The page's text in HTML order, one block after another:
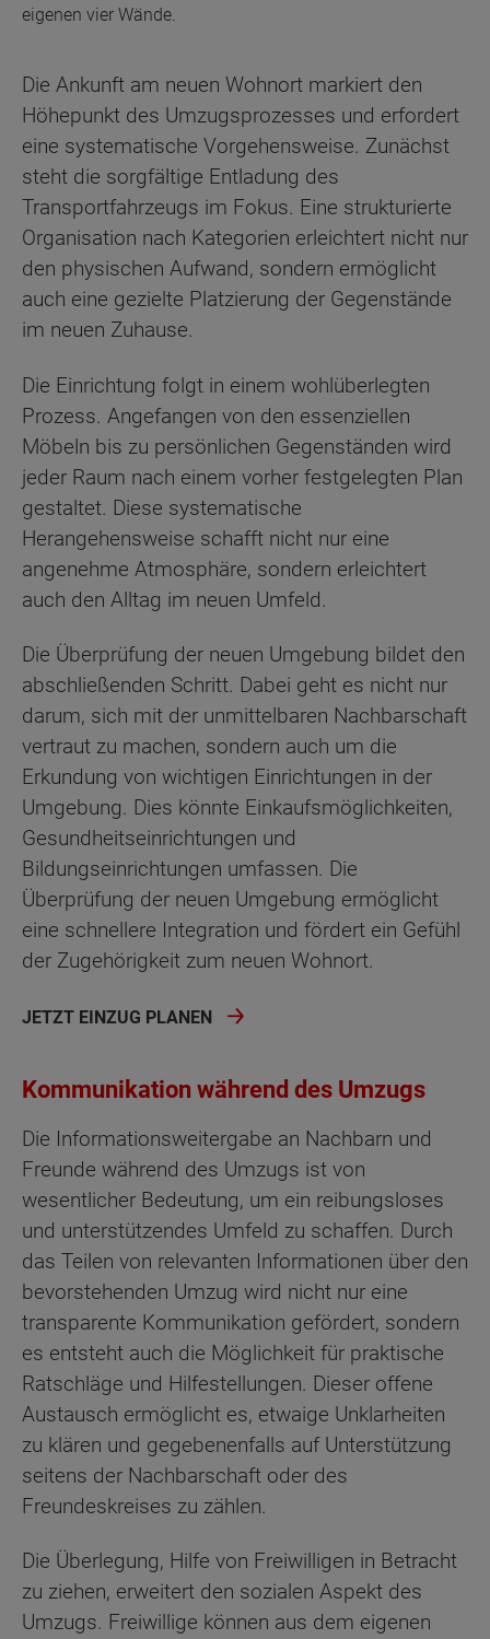
eigenen vier Wände.
Die Ankunft am neuen Wohnort markiert den
Höhepunkt des Umzugsprozesses und erfordert
eine systematische Vorgehensweise. Zunächst
steht die sorgfältige Entladung des
Transportfahrzeugs im Fokus. Eine strukturierte
Organisation nach Kategorien erleichtert nicht nur
den physischen Aufwand, sondern ermöglicht
auch eine gezielte Platzierung der Gegenstände
im neuen Zuhause.
Die Einrichtung folgt in einem wohlüberlegten
Prozess. Angefangen von den essenziellen
Möbeln bis zu persönlichen Gegenständen wird
jeder Raum nach einem vorher festgelegten Plan
gestaltet. Diese systematische
Herangehensweise schafft nicht nur eine
angenehme Atmosphäre, sondern erleichtert
auch den Alltag im neuen Umfeld.
Die Überprüfung der neuen Umgebung bildet den
abschließenden Schritt. Dabei geht es nicht nur
darum, sich mit der unmittelbaren Nachbarschaft
vertraut zu machen, sondern auch um die
Erkundung von wichtigen Einrichtungen in der
Umgebung. Dies könnte Einkaufsmöglichkeiten,
Gesundheitseinrichtungen und
Bildungseinrichtungen umfassen. Die
Überprüfung der neuen Umgebung ermöglicht
eine schnellere Integration und fördert ein Gefühl
der Zugehörigkeit zum neuen Wohnort.
JETZT EINZUG PLANEN
Kommunikation während des Umzugs
Die Informationsweitergabe an Nachbarn und
Freunde während des Umzugs ist von
wesentlicher Bedeutung, um ein reibungsloses
und unterstützendes Umfeld zu schaffen. Durch
das Teilen von relevanten Informationen über den
bevorstehenden Umzug wird nicht nur eine
transparente Kommunikation gefördert, sondern
es entsteht auch die Möglichkeit für praktische
Ratschläge und Hilfestellungen. Dieser offene
Austausch ermöglicht es, etwaige Unklarheiten
zu klären und gegebenenfalls auf Unterstützung
seitens der Nachbarschaft oder des
Freundeskreises zu zählen.
Die Überlegung, Hilfe von Freiwilligen in Betracht
zu ziehen, erweitert den sozialen Aspekt des
Umzugs. Freiwillige können aus dem eigenen